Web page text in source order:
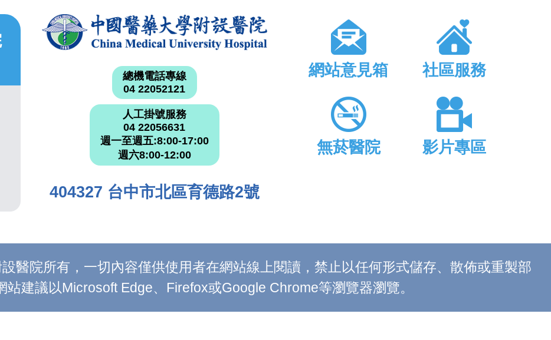
總機電話專線
04 22052121
人工掛號服務
04 22056631
週一至週五:8:00-17:00
週六8:00-12:00
404327 台中市北區育德路2號
網站意見箱 社區服務
無菸醫院 影片專區
醫院所有，一切內容僅供使用者在網站線上閱讀，禁止以任何形式儲存、散佈或重製部
站建議以Microsoft Edge、Firefox或Google Chrome等瀏覽器瀏覽。